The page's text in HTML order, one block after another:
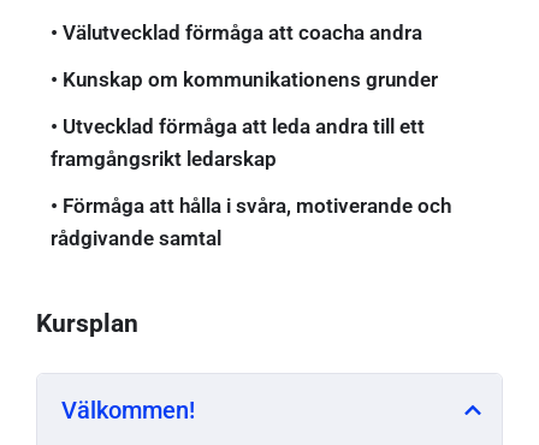
• Välutvecklad förmåga att coacha andra
• Kunskap om kommunikationens grunder
• Utvecklad förmåga att leda andra till ett
framgångsrikt ledarskap
• Förmåga att hålla i svåra, motiverande och
rådgivande samtal
Kursplan
Välkommen!